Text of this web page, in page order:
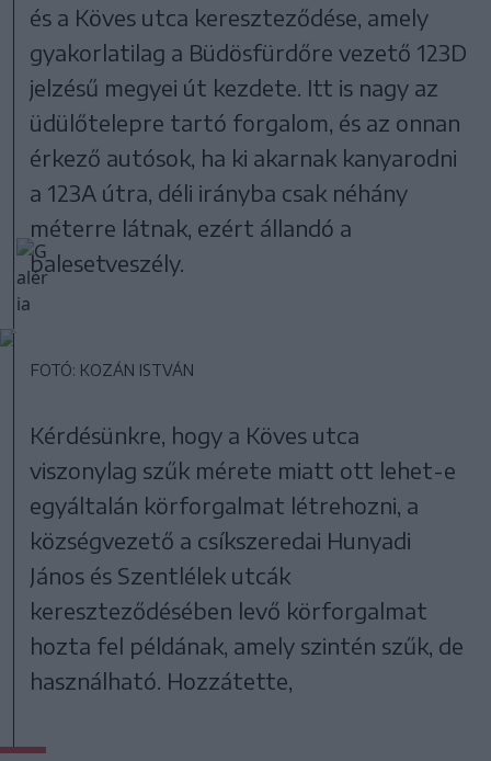
és a Köves utca kereszteződése, amely
gyakorlatilag a Büdösfürdőre vezető 123D
jelzésű megyei út kezdete. Itt is nagy az
üdülőtelepre tartó forgalom, és az onnan
érkező autósok, ha ki akarnak kanyarodni
a 123A útra, déli irányba csak néhány
méterre látnak, ezért állandó a
balesetveszély.
FOTÓ: KOZÁN ISTVÁN
Kérdésünkre, hogy a Köves utca
viszonylag szűk mérete miatt ott lehet-e
egyáltalán körforgalmat létrehozni, a
községvezető a csíkszeredai Hunyadi
János és Szentlélek utcák
kereszteződésében levő körforgalmat
hozta fel példának, amely szintén szűk, de
használható. Hozzátette,